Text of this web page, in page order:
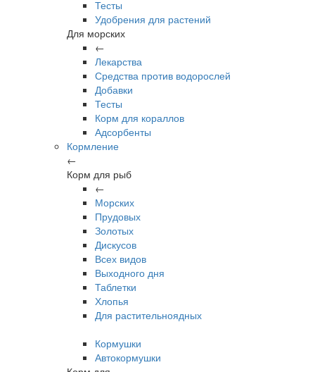
Тесты
Удобрения для растений
Для морских
←
Лекарства
Средства против водорослей
Добавки
Тесты
Корм для кораллов
Адсорбенты
Кормление
←
Корм для рыб
←
Морских
Прудовых
Золотых
Дискусов
Всех видов
Выходного дня
Таблетки
Хлопья
Для растительноядных
Кормушки
Автокормушки